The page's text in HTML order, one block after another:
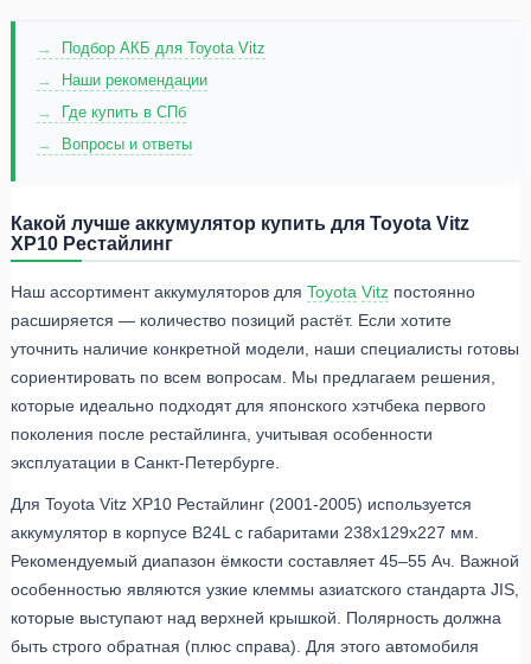
Подбор АКБ для Toyota Vitz
Наши рекомендации
Где купить в СПб
Вопросы и ответы
Какой лучше аккумулятор купить для Toyota Vitz
XP10 Рестайлинг
Наш ассортимент аккумуляторов для Toyota Vitz постоянно
расширяется — количество позиций растёт. Если хотите
уточнить наличие конкретной модели, наши специалисты готовы
сориентировать по всем вопросам. Мы предлагаем решения,
которые идеально подходят для японского хэтчбека первого
поколения после рестайлинга, учитывая особенности
эксплуатации в Санкт-Петербурге.
Для Toyota Vitz XP10 Рестайлинг (2001-2005) используется
аккумулятор в корпусе B24L с габаритами 238x129x227 мм.
Рекомендуемый диапазон ёмкости составляет 45–55 Ач. Важной
особенностью являются узкие клеммы азиатского стандарта JIS,
которые выступают над верхней крышкой. Полярность должна
быть строго обратная (плюс справа). Для этого автомобиля